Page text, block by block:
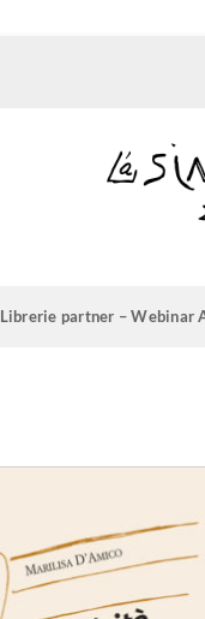
Librerie partner – Webinar
Aggiungi
dei